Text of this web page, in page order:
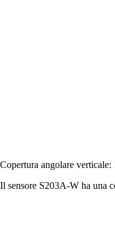
Copertura angolare verticale:
Il sensore S203A-W ha una